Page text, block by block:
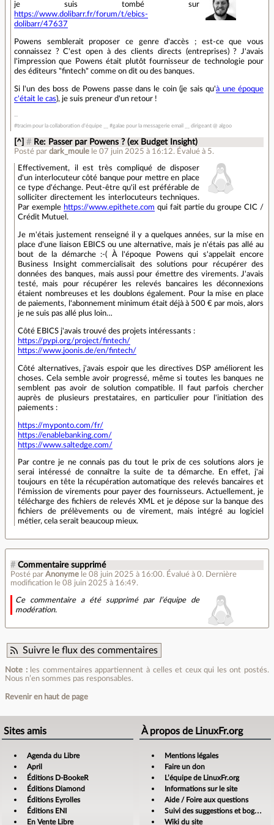
je suis tombé sur
https://www.dolibarr.fr/forum/t/ebics-
dolibarr/47637
Powens semblerait proposer ce genre d'accès ; est-ce que vous
connaissez ? C'est open à des clients directs (entreprises) ? J'avais
l'impression que Powens était plutôt fournisseur de technologie pour
des éditeurs "fintech" comme on dit ou des banques.
Si l'un des boss de Powens passe dans le coin (je sais qu'à une époque
c'était le cas), je suis preneur d'un retour !
#tracim pour la collaboration d'équipe __ #galae pour la messagerie email __ dirigeant @ algoo
[^] # Re: Passer par Powens ? (ex Budget Insight)
Posté pardark_moule le 07 juin 2025 à 16:12. Évalué à 5.
Effectivement, il est très compliqué de disposer
d'un interlocuteur côté banque pour mettre en place
ce type d'échange. Peut-être qu'il est préférable de
solliciter directement les interlocuteurs techniques.
Par exemple https://www.epithete.com qui fait partie du groupe CIC /
Crédit Mutuel.
Je m'étais justement renseigné il y a quelques années, sur la mise en
place d'une liaison EBICS ou une alternative, mais je n'étais pas allé au
bout de la démarche :-( À l'époque Powens qui s'appelait encore
Business Insight commercialisait des solutions pour récupérer des
données des banques, mais aussi pour émettre des virements. J'avais
testé, mais pour récupérer les relevés bancaires les déconnexions
étaient nombreuses et les doublons également. Pour la mise en place
de paiements, l'abonnement minimum était déjà à 500 € par mois, alors
je ne suis pas allé plus loin…
Côté EBICS j'avais trouvé des projets intéressants :
https://pypi.org/project/fintech/
https://www.joonis.de/en/fintech/
Côté alternatives, j'avais espoir que les directives DSP améliorent les
choses. Cela semble avoir progressé, même si toutes les banques ne
semblent pas avoir de solution compatible. Il faut parfois chercher
auprès de plusieurs prestataires, en particulier pour l'initiation des
paiements :
https://myponto.com/fr/
https://enablebanking.com/
https://www.saltedge.com/
Par contre je ne connais pas du tout le prix de ces solutions alors je
serai intéressé de connaître la suite de ta démarche. En effet, j'ai
toujours en tête la récupération automatique des relevés bancaires et
l'émission de virements pour payer des fournisseurs. Actuellement, je
télécharge des fichiers de relevés XML et je dépose sur la banque des
fichiers de prélèvements ou de virement, mais intégré au logiciel
métier, cela serait beaucoup mieux.
# Commentaire supprimé
Posté par Anonyme le 08 juin 2025 à 16:00. Évalué à 0. Dernière
modification le 08 juin 2025 à 16:49.
Ce commentaire a été supprimé par l’équipe de
modération.
Suivre le flux des commentaires
Note :les commentaires appartiennent à celles et ceux qui les ont postés.
Nous n’en sommes pas responsables.
Revenir en haut de page
Sites amis
Agenda du Libre
April
Éditions D-BookeR
Éditions Diamond
Éditions Eyrolles
Éditions ENI
En Vente Libre
À propos de LinuxFr.org
Mentions légales
Faire un don
L’équipe de LinuxFr.org
Informations sur le site
Aide / Foire aux questions
Suivi des suggestions et bogues
Wiki du site